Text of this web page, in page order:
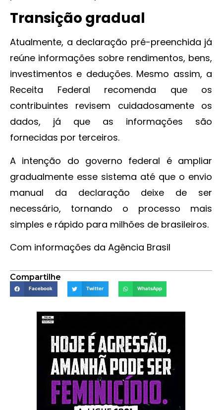
Transição gradual
Atualmente, a declaração pré-preenchida já
reúne informações sobre rendimentos, bens,
investimentos e deduções. Mesmo assim, a
Receita Federal recomenda que os
contribuintes revisem cuidadosamente os
dados, já que as informações são
fornecidas por terceiros.
A intenção do governo federal é ampliar
gradualmente esse sistema até que o envio
manual da declaração deixe de ser
necessário, tornando o processo mais
simples e rápido para milhões de brasileiros.
Com informações da Agência Brasil
Compartilhe
Facebook Twitter WhatsApp